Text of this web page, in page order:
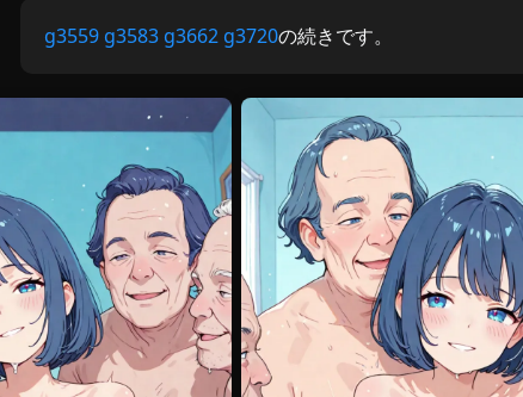
g3559 g3583 g3662 g3720の続きです。